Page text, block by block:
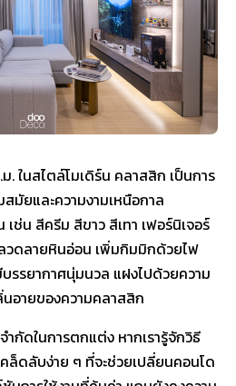
ในสไตล์โมเดิร์น คลาสสิก เป็นการ
มัยและความงามเหนือกาล
เช่น สีครีม สีขาว สีเทา เฟอร์นิเจอร์
วดลายหินอ่อน เพิ่มกิมมิกด้วยไฟ
รรยากาศนุ่มนวล แฝงไปด้วยความ
อายของความคลาสสิก
ำกัดในการตกแต่ง หากเรารู้จักวิธี
ล็ดลับง่าย ๆ ที่จะช่วยเปลี่ยนคอนโด